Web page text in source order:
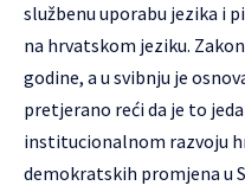
službenu uporabu jezika i
na hrvatskom jeziku.
godine, a u svibnju je
pretjerano reći da je to
institucionalnom razvoju
demokratskih promjena u